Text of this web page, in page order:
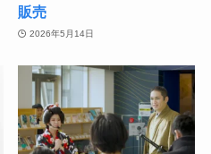
販売
2026年5月14日